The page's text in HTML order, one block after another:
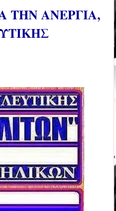
ΤΗΝ ΑΝΕΡΓΙΑ,